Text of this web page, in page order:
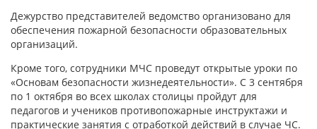
Дежурство представителей ведомство организовано для
обеспечения пожарной безопасности образовательных
организаций.
Кроме того, сотрудники МЧС проведут открытые уроки по
«Основам безопасности жизнедеятельности». С 3 сентября
по 1 октября во всех школах столицы пройдут для
педагогов и учеников противопожарные инструктажи и
практические занятия с отработкой действий в случае ЧС.